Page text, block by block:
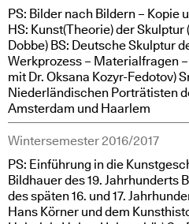
PS: Bilder nach Bildern –
HS: Kunst(Theorie) der
Dobbe) BS: Deutsche Skulptur
Werkprozess – Materialfragen
mit Dr. Oksana Kozyr-Fedotov)
Niederländischen Porträtisten
Amsterdam und Haarlem
Wintersemester 2016/2017
PS: Einführung in die
Bildhauer des 19. Jahrhunderts
des späten 16. und 17.
Hans Körner und dem